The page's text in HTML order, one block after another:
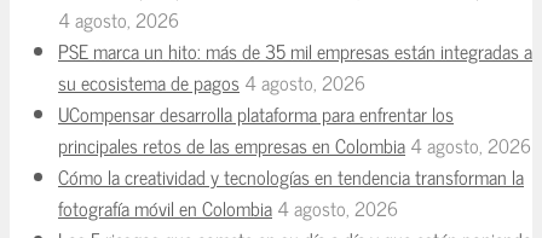
4 agosto, 2026
PSE marca un hito: más de 35 mil empresas están integradas a
su ecosistema de pagos4 agosto, 2026
UCompensar desarrolla plataforma para enfrentar los
principales retos de las empresas en Colombia4 agosto, 2026
Cómo la creatividad y tecnologías en tendencia transforman la
fotografía móvil en Colombia4 agosto, 2026